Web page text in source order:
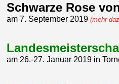
Schwarze Rose
am 7. September 2019 (mehr
am 26.-27. Januar 2019 in